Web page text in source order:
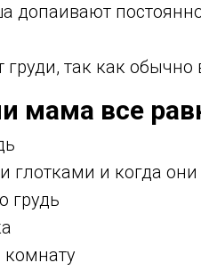
допаивают
груди, так как
мама все
глотками и когда
грудь
комнату